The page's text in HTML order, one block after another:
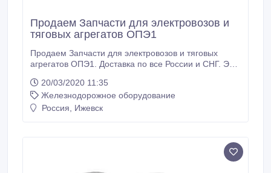
Продаем Запчасти для электровозов и
тяговых агрегатов ОПЭ1
Продаем Запчасти для электровозов и тяговых
агрегатов ОПЭ1. Доставка по все России и СНГ. ЭК
(3412) 918-400 E-mail: info@pkf-fakt.ru.
20/03/2020 11:35
Железнодорожное оборудование
Россия, Ижевск